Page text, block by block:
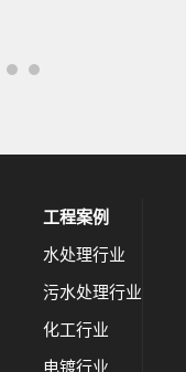
工程案例
水处理行业
污水处理行业
化工行业
电镀行业